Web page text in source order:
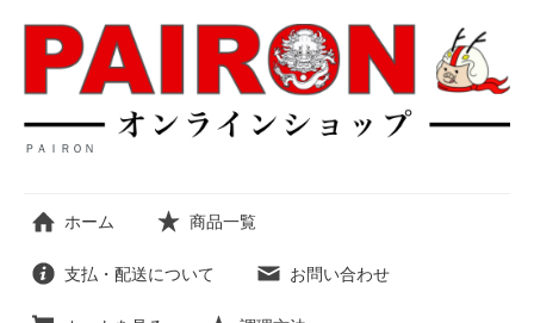
ＰＡＩＲＯＮ
ホーム 商品一覧
支払・配送について お問い合わせ